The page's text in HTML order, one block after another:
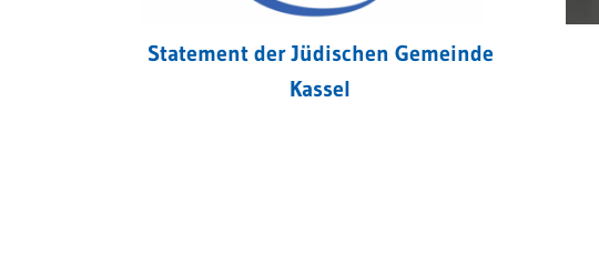
Statement der Jüdischen Gemeinde
Kassel